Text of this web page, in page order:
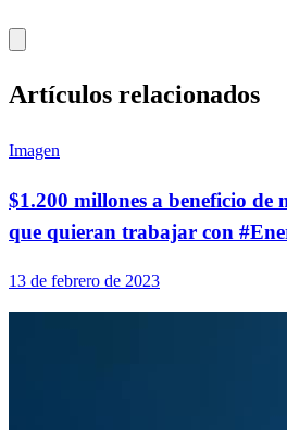
Artículos relacionados
Imagen
$1.200 millones a beneficio de
que quieran trabajar con
13 de febrero de 2023